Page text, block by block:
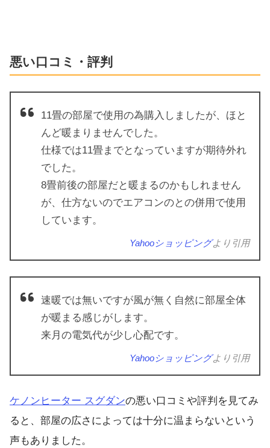
悪い口コミ・評判
11畳の部屋で使用の為購入しましたが、ほと
んど暖まりませんでした。
仕様では11畳までとなっていますが期待外れ
でした。
8畳前後の部屋だと暖まるのかもしれません
が、仕方ないのでエアコンのとの併用で使用
しています。
Yahooショッピングより引用
速暖では無いですが風が無く自然に部屋全体
が暖まる感じがします。
来月の電気代が少し心配です。
Yahooショッピングより引用
ケノンヒーター スグダンの悪い口コミや評判を見てみ
ると、部屋の広さによっては十分に温まらないという
声もありました。